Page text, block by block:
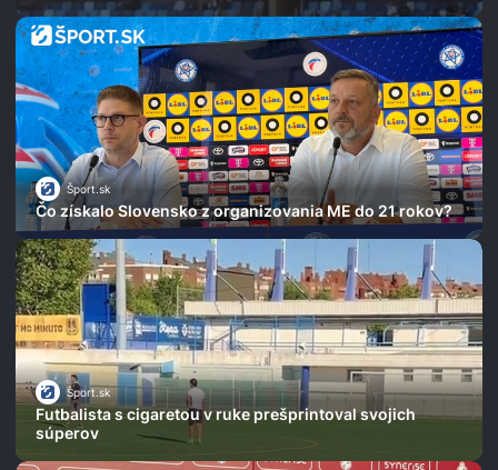
Šport.sk
Čo získalo Slovensko z organizovania ME do 21 rokov?
Šport.sk
Futbalista s cigaretou v ruke prešprintoval svojich
súperov